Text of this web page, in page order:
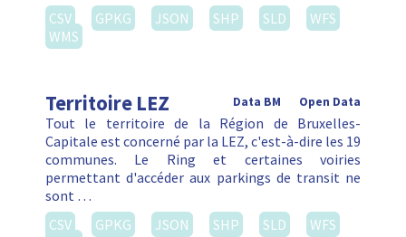
CSV
GPKG JSON SHP SLD
WFS
WMS
Territoire LEZ Open Data
Data BM
Tout le territoire de la Région de Bruxelles-
Capitale est concerné par la LEZ, c'est-à-dire les 19
communes. Le Ring et certaines voiries
permettant d'accéder aux parkings de transit ne
sont …
CSV
GPKG JSON SHP SLD
WFS